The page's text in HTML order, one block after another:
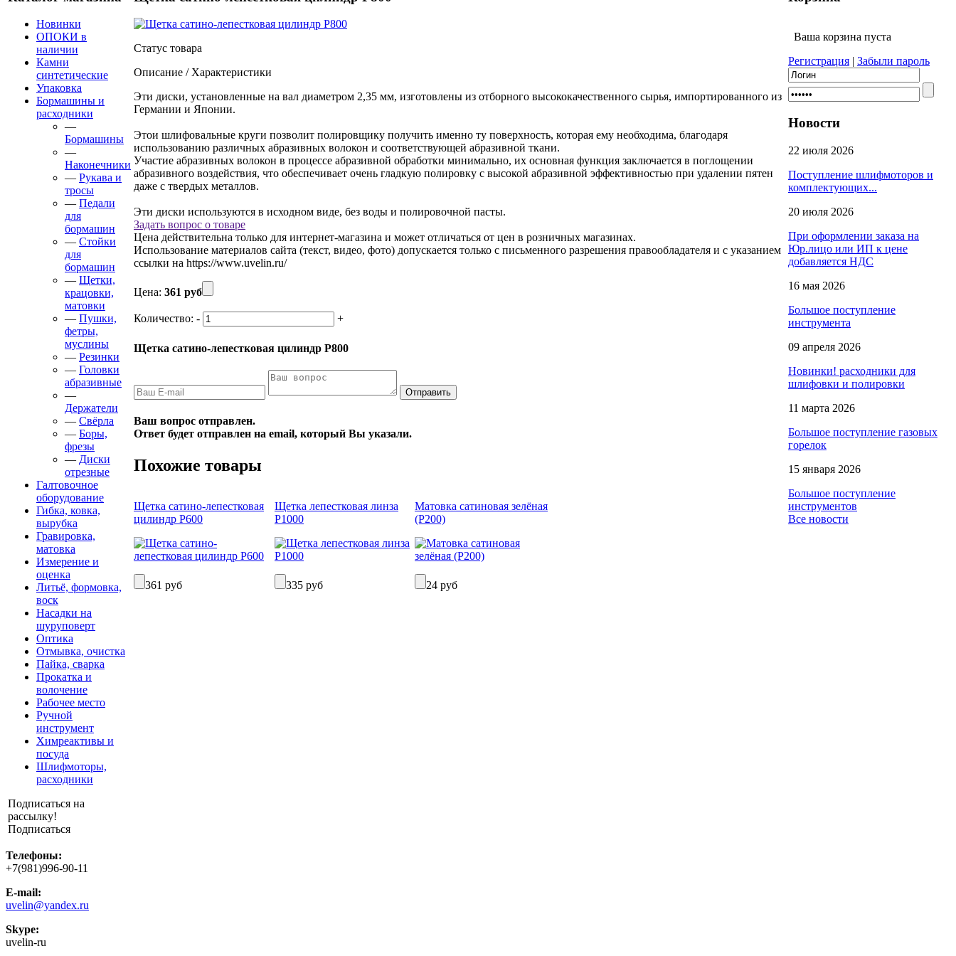
Новинки
ОПОКИ в
наличии
Камни
синтетические
Упаковка
Бормашины и
расходники
—
Бормашины
—
Наконечники
— Рукава и
тросы
— Педали
для
бормашин
— Стойки
для
бормашин
— Щетки,
крацовки,
матовки
— Пушки,
фетры,
муслины
— Резинки
— Головки
абразивные
—
Держатели
— Свёрла
— Боры,
фрезы
— Диски
отрезные
Галтовочное
оборудование
Гибка, ковка,
вырубка
Гравировка,
матовка
Измерение и
оценка
Литьё, формовка,
воск
Насадки на
шуруповерт
Оптика
Отмывка, очистка
Пайка, сварка
Прокатка и
волочение
Рабочее место
Ручной
инструмент
Химреактивы и
посуда
Шлифмоторы,
расходники
Подписаться на
рассылку!
Подписаться
Статус товара
Описание / Характеристики
Эти диски, установленные на вал диаметром 2,35 мм, изготовлены из отборного высококачественного сырья, импортированного из
Германии и Японии.
Этои шлифовальные круги позволит полировщику получить именно ту поверхность, которая ему необходима, благодаря
использованию различных абразивных волокон и соответствующей абразивной ткани.
Участие абразивных волокон в процессе абразивной обработки минимально, их основная функция заключается в поглощении
абразивного воздействия, что обеспечивает очень гладкую полировку с высокой абразивной эффективностью при удалении пятен
даже с твердых металлов.
Эти диски используются в исходном виде, без воды и полировочной пасты.
Задать вопрос о товаре
Цена действительна только для интернет-магазина и может отличаться от цен в розничных магазинах.
Использование материалов сайта (текст, видео, фото) допускается только с письменного разрешения правообладателя и с указанием
ссылки на https://www.uvelin.ru/
Цена: 361 руб
Количество: - +
Щетка сатино-лепестковая цилиндр Р800
Ваш вопрос отправлен.
Ответ будет отправлен на email, который Вы указали.
Похожие товары
Щетка сатино-лепестковая
цилиндр Р600
361 руб
Щетка лепестковая линза
Р1000
335 руб
Матовка сатиновая зелёная
(Р200)
24 руб
Ваша корзина пуста
Регистрация | Забыли пароль
Новости
22 июля 2026
Поступление шлифмоторов и
комплектующих...
20 июля 2026
При оформлении заказа на
Юр.лицо или ИП к цене
добавляется НДС
16 мая 2026
Большое поступление
инструмента
09 апреля 2026
Новинки! расходники для
шлифовки и полировки
11 марта 2026
Большое поступление газовых
горелок
15 января 2026
Большое поступление
инструментов
Все новости
Телефоны:
+7(981)996-90-11
E-mail:
uvelin@yandex.ru
Skype:
uvelin-ru